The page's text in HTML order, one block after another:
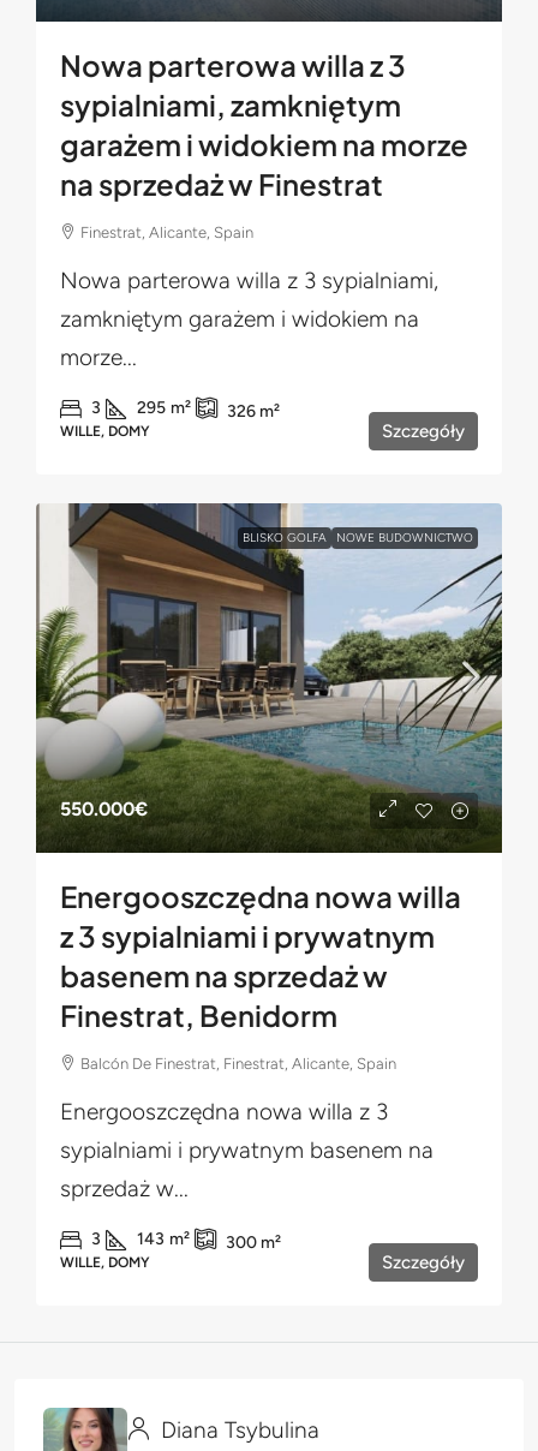
Nowa parterowa willa z 3
sypialniami, zamkniętym
garażem i widokiem na morze
na sprzedaż w Finestrat
Finestrat, Alicante, Spain
Nowa parterowa willa z 3 sypialniami,
zamkniętym garażem i widokiem na
morze...
3 295 m² 326 m²
WILLE, DOMY Szczegóły
BLISKO GOLFA NOWE BUDOWNICTWO
550.000€
Energooszczędna nowa willa
z 3 sypialniami i prywatnym
basenem na sprzedaż w
Finestrat, Benidorm
Balcón De Finestrat, Finestrat, Alicante, Spain
Energooszczędna nowa willa z 3
sypialniami i prywatnym basenem na
sprzedaż w...
3 143 m² 300 m²
WILLE, DOMY Szczegóły
Diana Tsybulina